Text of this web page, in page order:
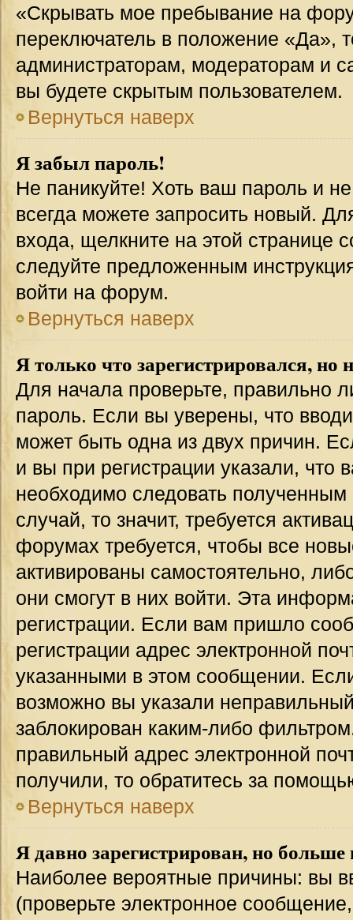
«Скрывать мое пребывание на
переключатель в положение «Да»,
администраторам, модераторам и
вы будете скрытым пользователем.
Вернуться наверх
Я забыл пароль!
Не паникуйте! Хоть ваш пароль и
всегда можете запросить новый.
входа, щелкните на этой странице
следуйте предложенным
войти на форум.
Вернуться наверх
Я только что зарегистрировался, но
Для начала проверьте, правильно
пароль. Если вы уверены, что
может быть одна из двух причин.
и вы при регистрации указали, что
необходимо следовать
случай, то значит, требуется
форумах требуется, чтобы все
активированы самостоятельно,
они смогут в них войти. Эта
регистрации. Если вам пришло
регистрации адрес электронной
указанными в этом сообщении.
возможно вы указали
заблокирован каким-либо
правильный адрес электронной
получили, то обратитесь за
Вернуться наверх
Я давно зарегистрирован, но
Наиболее вероятные причины: вы
(проверьте электронное